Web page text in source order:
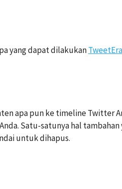
yang dapat dilakukan
apa pun ke timeline Twitter
Satu-satunya hal
untuk dihapus.